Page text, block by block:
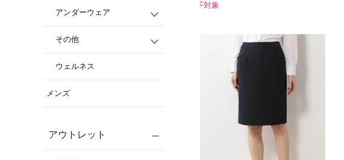
アンダーウェア
その他
ウェルネス
メンズ
アウトレット
F対象